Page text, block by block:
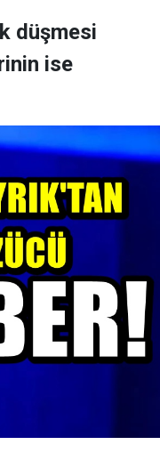
düşmesi
ise